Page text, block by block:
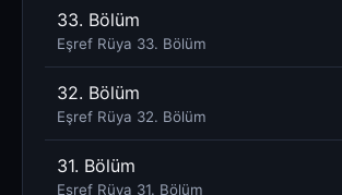
33. Bölüm
Eşref Rüya 33. Bölüm
32. Bölüm
Eşref Rüya 32. Bölüm
31. Bölüm
Eşref Rüya 31. Bölüm